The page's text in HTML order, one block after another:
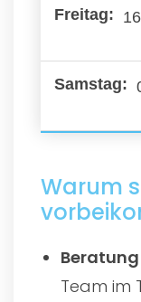
Warum
Team im